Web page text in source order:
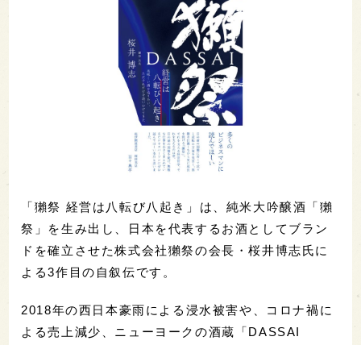
「獺祭 経営は八転び八起き」は、純米大吟醸酒「獺
祭」を生み出し、日本を代表するお酒としてブラン
ドを確立させた株式会社獺祭の会長・桜井博志氏に
よる3作目の自叙伝です。
2018年の西日本豪雨による浸水被害や、コロナ禍に
よる売上減少、ニューヨークの酒蔵「DASSAI